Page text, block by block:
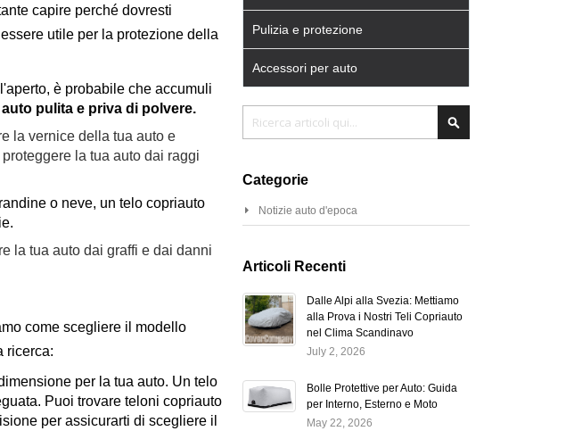
capire perché dovresti
utile per la protezione della
è probabile che accumuli
pulita e priva di polvere.
la vernice della tua auto e
la tua auto dai raggi
o neve, un telo copriauto
la tua auto dai graffi e dai danni
come scegliere il modello
ricerca:
per la tua auto. Un telo
Puoi trovare teloni copriauto
per assicurarti di scegliere il
Pulizia e protezione
Accessori per auto
Categorie
Notizie auto d'epoca
Articoli Recenti
Dalle Alpi alla Svezia: Mettiamo
alla Prova i Nostri Teli Copriauto
nel Clima Scandinavo
July 2, 2026
Bolle Protettive per Auto: Guida
per Interno, Esterno e Moto
May 22, 2026